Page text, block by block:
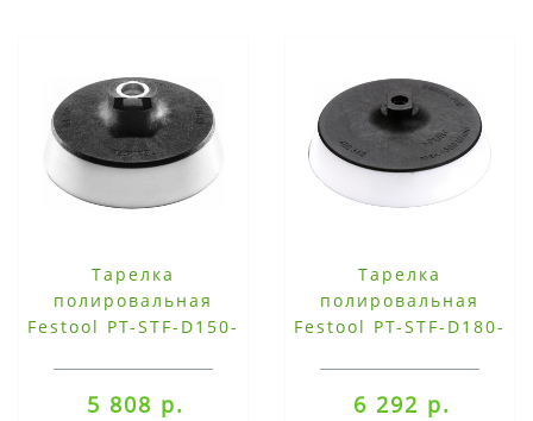
Тарелка
полировальная
Festool PT-STF-D150-
5 808 р.
Тарелка
полировальная
Festool PT-STF-D180-
6 292 р.